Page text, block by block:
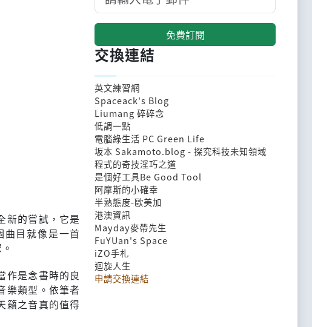
新的嘗試，它是
曲目就像是一首
作是念書時的良
樂類型。依筆者
籟之音真的值得
免費訂閱
交換連結
英文練習網
Spaceack's Blog
Liumang 碎碎念
低調一點
電腦綠生活 PC Green Life
坂本 Sakamoto.blog - 探究科技未知領域
程式的奇技淫巧之道
是個好工具Be Good Tool
阿摩斯的小確幸
半熟態度-歐美加
港澳資訊
Mayday麥帶先生
FuYUan's Space
iZO手札
迴旋人生
申請交換連結